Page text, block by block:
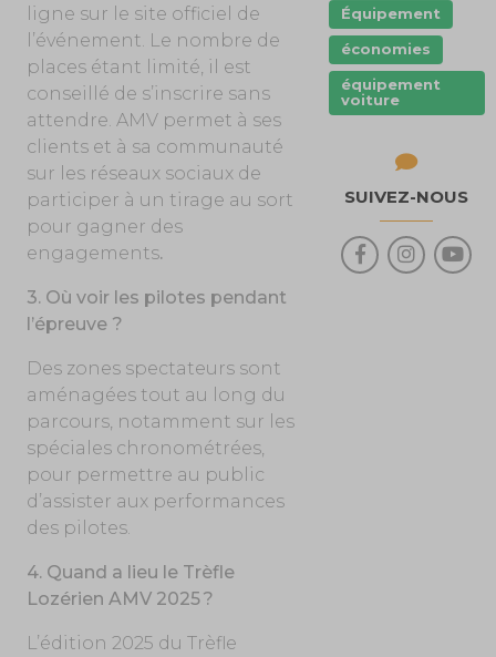
ligne sur le site officiel de
l’événement. Le nombre de
places étant limité, il est
conseillé de s’inscrire sans
attendre. AMV permet à ses
clients et à sa communauté
sur les réseaux sociaux de
participer à un tirage au sort
pour gagner des
engagements.
3. Où voir les pilotes pendant
l’épreuve ?
Des zones spectateurs sont
aménagées tout au long du
parcours, notamment sur les
spéciales chronométrées,
pour permettre au public
d’assister aux performances
des pilotes.
4. Quand a lieu le Trèfle
Lozérien AMV 2025 ?
L’édition 2025 du Trèfle
Équipement
économies
équipement
voiture
SUIVEZ-NOUS